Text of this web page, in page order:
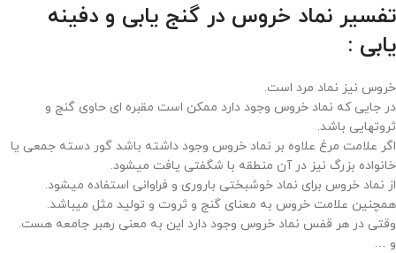
تفسیر نماد خروس در گنج یابی و دفینه
یابی :
خروس نیز نماد مرد است.
در جایی که نماد خروس وجود دارد ممکن است مقبره ای حاوی گنج و
ثروتهایی باشد.
اگر علامت مرغ علاوه بر نماد خروس وجود داشته باشد گور دسته جمعی یا
خانواده بزرگ نیز در آن منطقه با شگفتی یافت میشود.
از نماد خروس برای نماد خوشبختی باروری و فراوانی استفاده میشود.
همچنین علامت خروس به معنای گنج و ثروت و تولید مثل میباشد.
وقتی در هر قفس نماد خروس وجود دارد این به معنی رهبر جامعه هست.
و …